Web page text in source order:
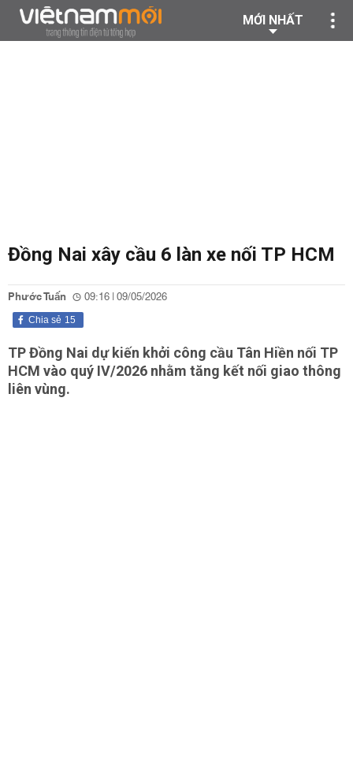
MỚI NHẤT
Đồng Nai xây cầu 6 làn xe nối TP HCM
Phước Tuấn 09:16 | 09/05/2026
15
Chia sẻ
TP Đồng Nai dự kiến khởi công cầu Tân Hiền nối TP
HCM vào quý IV/2026 nhằm tăng kết nối giao thông
liên vùng.